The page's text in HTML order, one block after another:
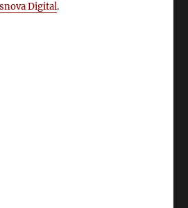
Digital.